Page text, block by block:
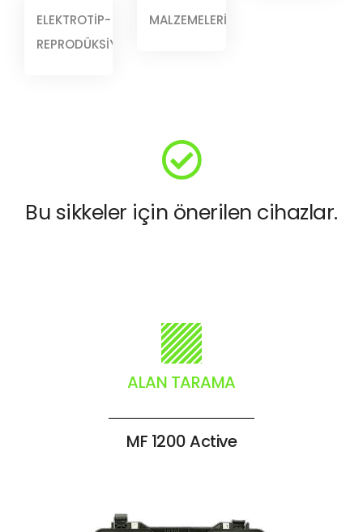
MALZEMELERİ
ELEKTROTİP-
REPRODÜKSİYON
Bu sikkeler için önerilen cihazlar.
ALAN TARAMA
MF 1200 Active